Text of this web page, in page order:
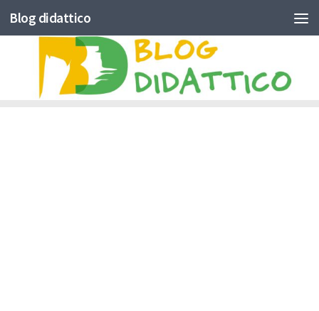
Skip to content
Blog didattico